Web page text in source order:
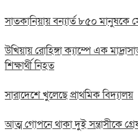
সাতকানিয়ায় বন্যার্ত ৮৫০ মানুষকে
উখিয়ায় রোহিঙ্গা ক্যাম্পে এক
শিক্ষার্থী নিহত
সারাদেশে খুলেছে প্রাথমিক বিদ্যালয়
আত্ম গোপনে থাকা দুই সন্ত্রাসীকে